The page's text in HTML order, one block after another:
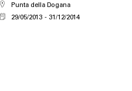
Punta della Dogana
29/05/2013
31/12/2014